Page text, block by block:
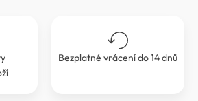
Bezplatné vrácení do 14 dnů